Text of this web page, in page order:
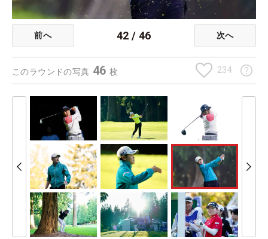
前へ 42 /46 次へ
このラウンドの写真 46枚 234